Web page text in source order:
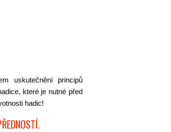
uskutečnění principů
které je nutné před
hadic!